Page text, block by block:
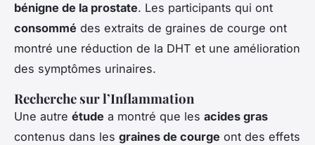
bénigne de la prostate. Les participants qui ont
consommé des extraits de graines de courge ont
montré une réduction de la DHT et une amélioration
des symptômes urinaires.
Recherche sur l’Inflammation
Une autre étude a montré que les acides gras
contenus dans les graines de courge ont des effets